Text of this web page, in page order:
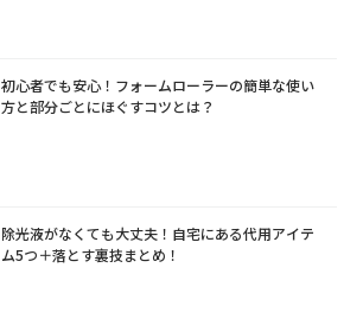
初心者でも安心！フォームローラーの簡単な使い
方と部分ごとにほぐすコツとは？
除光液がなくても大丈夫！自宅にある代用アイテ
ム5つ＋落とす裏技まとめ！